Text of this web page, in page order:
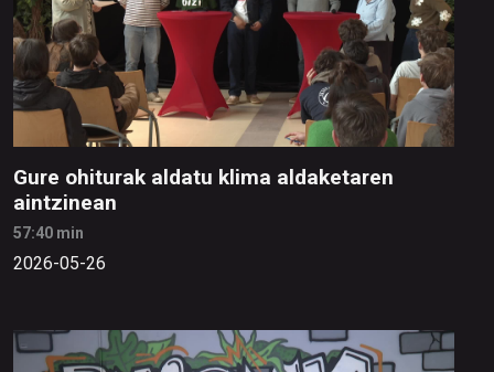
Gure ohiturak aldatu klima aldaketaren
aintzinean
57:40 min
2026-05-26